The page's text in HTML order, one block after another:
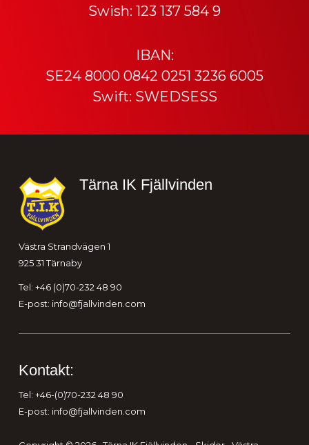
Swish: 123 137 584 9
IBAN:
SE24 8000 0842 0251 3236 6005
Swift: SWEDSESS
SidfotTärna IK Fjällvinden
Västra Strandvägen 1
925 31 Tärnaby
Tel: +46 (0)70-232 48 90
E-post: info@fjallvinden.com
Kontakt:
Tel: +46-(0)70-232 48 90
E-post: info@fjallvinden.com